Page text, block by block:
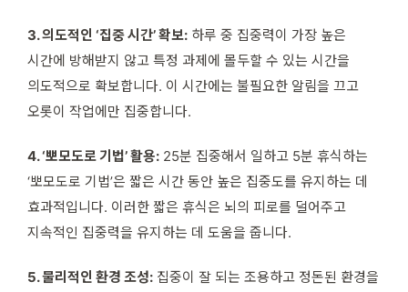
3. 의도적인 ‘집중 시간’ 확보: 하루 중 집중력이 가장 높은
시간에 방해받지 않고 특정 과제에 몰두할 수 있는 시간을
의도적으로 확보합니다. 이 시간에는 불필요한 알림을 끄고
오롯이 작업에만 집중합니다.
4. ‘뽀모도로 기법’ 활용: 25분 집중해서 일하고 5분 휴식하는
‘뽀모도로 기법’은 짧은 시간 동안 높은 집중도를 유지하는 데
효과적입니다. 이러한 짧은 휴식은 뇌의 피로를 덜어주고
지속적인 집중력을 유지하는 데 도움을 줍니다.
5. 물리적인 환경 조성: 집중이 잘 되는 조용하고 정돈된 환경을